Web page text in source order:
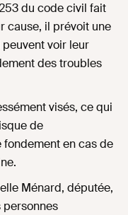
du code civil fait
cause, il prévoit une
voir leur
des troubles
visés, ce qui
de
en cas de
Ménard, députée,